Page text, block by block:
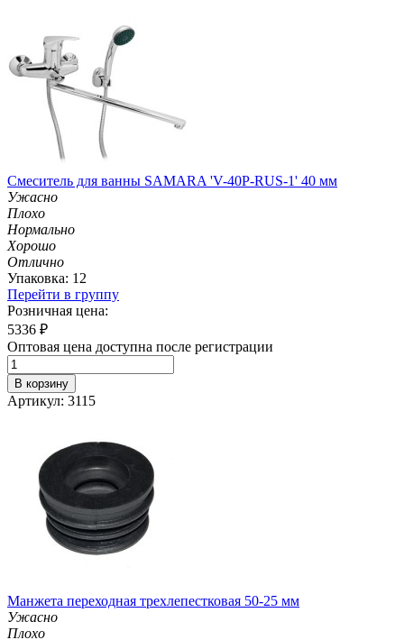
Смеситель для ванны SAMARA 'V-40P-RUS-1' 40 мм
Ужасно
Плохо
Нормально
Хорошо
Отлично
Упаковка: 12
Перейти в группу
Розничная цена:
5336 ₽
Оптовая цена доступна после регистрации
В корзину
Артикул: 3115
Манжета переходная трехлепестковая 50-25 мм
Ужасно
Плохо